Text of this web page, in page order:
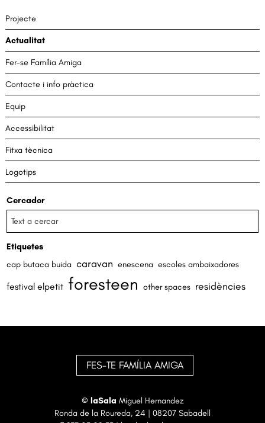
Projecte
Actualitat
Fer-se Família Amiga
Contacte i info pràctica
Equip
Accessibilitat
Fitxa tècnica
Logotips
Cercador
Etiquetes
cap butaca buida caravan enescena escoles ambaixadores
festival elpetit foresteen other spaces residències
FES-TE FAMÍLIA AMIGA
© laSala Miguel Hernandez
Ronda de la Roureda, 24 | 08207 Sabadell